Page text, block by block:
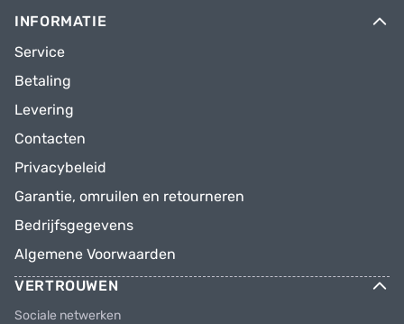
INFORMATIE
Service
Betaling
Levering
Contacten
Privacybeleid
Garantie, omruilen en retourneren
Bedrijfsgegevens
Algemene Voorwaarden
VERTROUWEN
Sociale netwerken